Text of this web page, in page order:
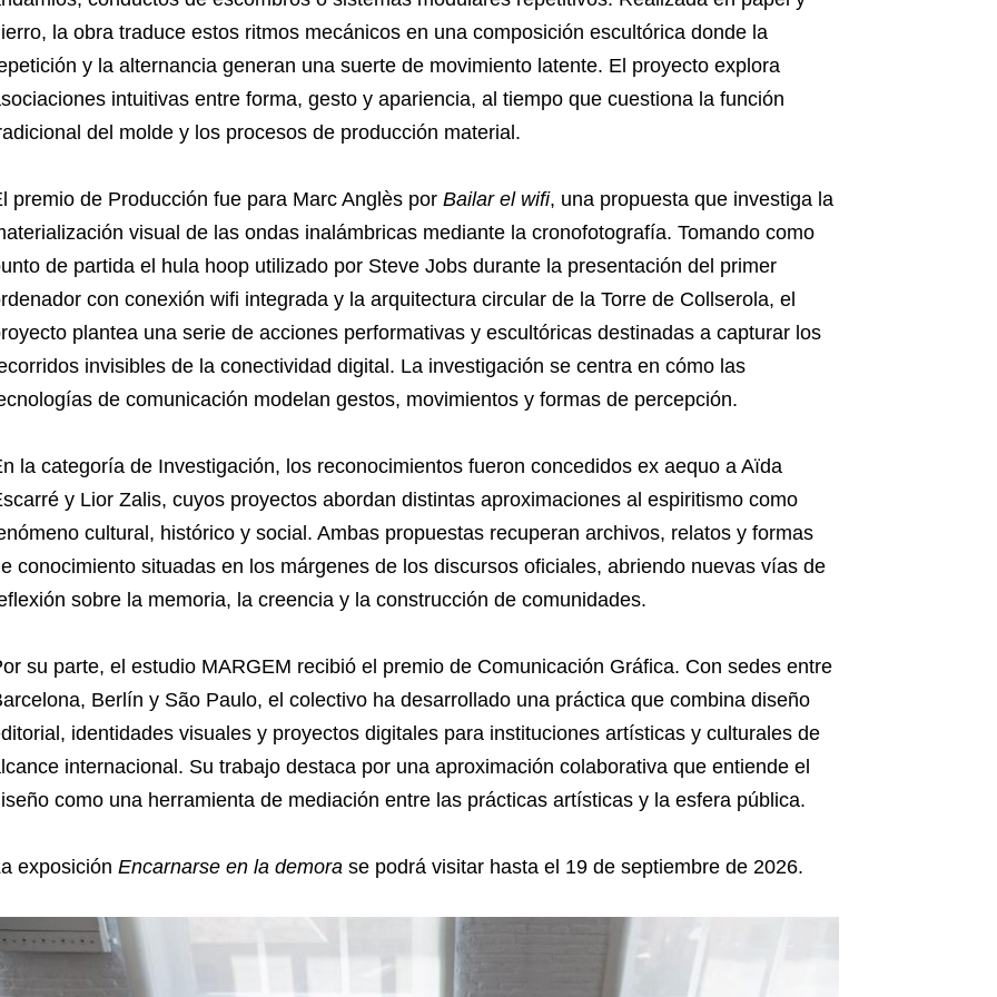
la obra traduce estos ritmos mecánicos en una composición escultórica donde la
y la alternancia generan una suerte de movimiento latente. El proyecto explora
intuitivas entre forma, gesto y apariencia, al tiempo que cuestiona la función
del molde y los procesos de producción material.
premio de Producción fue para Marc Anglès por Bailar el wifi, una propuesta que investiga la
visual de las ondas inalámbricas mediante la cronofotografía. Tomando como
de partida el hula hoop utilizado por Steve Jobs durante la presentación del primer
con conexión wifi integrada y la arquitectura circular de la Torre de Collserola, el
plantea una serie de acciones performativas y escultóricas destinadas a capturar los
invisibles de la conectividad digital. La investigación se centra en cómo las
de comunicación modelan gestos, movimientos y formas de percepción.
la categoría de Investigación, los reconocimientos fueron concedidos ex aequo a Aïda
y Lior Zalis, cuyos proyectos abordan distintas aproximaciones al espiritismo como
cultural, histórico y social. Ambas propuestas recuperan archivos, relatos y formas
conocimiento situadas en los márgenes de los discursos oficiales, abriendo nuevas vías de
sobre la memoria, la creencia y la construcción de comunidades.
su parte, el estudio MARGEM recibió el premio de Comunicación Gráfica. Con sedes entre
Berlín y São Paulo, el colectivo ha desarrollado una práctica que combina diseño
identidades visuales y proyectos digitales para instituciones artísticas y culturales de
internacional. Su trabajo destaca por una aproximación colaborativa que entiende el
como una herramienta de mediación entre las prácticas artísticas y la esfera pública.
exposición Encarnarse en la demora se podrá visitar hasta el 19 de septiembre de 2026.